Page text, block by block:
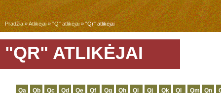
Pradžia»Atlikėjai»"Q" atlikėjai» "Qr" atlikėjai
"QR" ATLIKĖJAI
Qa Qb Qc Qd Qe Qf Qg Qh Qi Qj Qk Ql Qm Qn